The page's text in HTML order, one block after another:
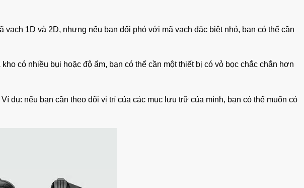
1D và 2D, nhưng nếu bạn đối phó với mã vạch đặc biệt nhỏ, bạn có thể cần
có nhiều bụi hoặc độ ẩm, bạn có thể cần một thiết bị có vỏ bọc chắc chắn hơn
dụ: nếu bạn cần theo dõi vị trí của các mục lưu trữ của mình, bạn có thể muốn có